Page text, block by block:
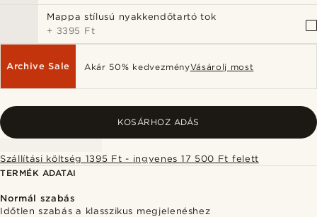
Mappa stílusú nyakkendőtartó tok
+ 3395 Ft
Archive Sale Akár 50% kedvezményVásárolj most
KOSÁRHOZ ADÁS
Szállítási költség 1395 Ft - ingyenes 17 500 Ft felett
TERMÉK ADATAI
Normál szabás
Időtlen szabás a klasszikus megjelenéshez